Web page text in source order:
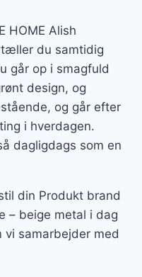
HOME Alish
du samtidig
går op i smagfuld
design, og
og går efter
i hverdagen.
dagligdags som en
din Produkt brand
– beige metal i dag
samarbejder med